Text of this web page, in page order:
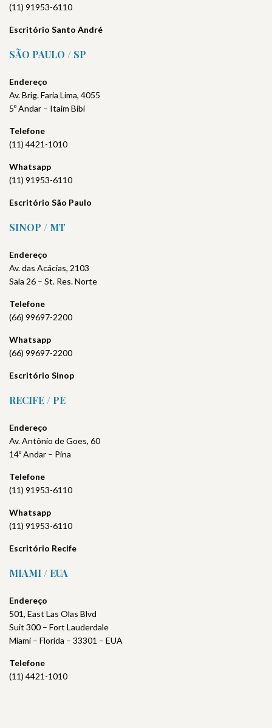
(11) 91953-6110
Escritório Santo André
SÃO PAULO / SP
Endereço
Av. Brig. Faria Lima, 4055
5º Andar – Itaim Bibi
Telefone
(11) 4421-1010
Whatsapp
(11) 91953-6110
Escritório São Paulo
SINOP / MT
Endereço
Av. das Acácias, 2103
Sala 26 – St. Res. Norte
Telefone
(66) 99697-2200
Whatsapp
(66) 99697-2200
Escritório Sinop
RECIFE / PE
Endereço
Av. Antônio de Goes, 60
14º Andar – Pina
Telefone
(11) 91953-6110
Whatsapp
(11) 91953-6110
Escritório Recife
MIAMI / EUA
Endereço
501, East Las Olas Blvd
Suit 300 – Fort Lauderdale
Miami – Florida – 33301 – EUA
Telefone
(11) 4421-1010